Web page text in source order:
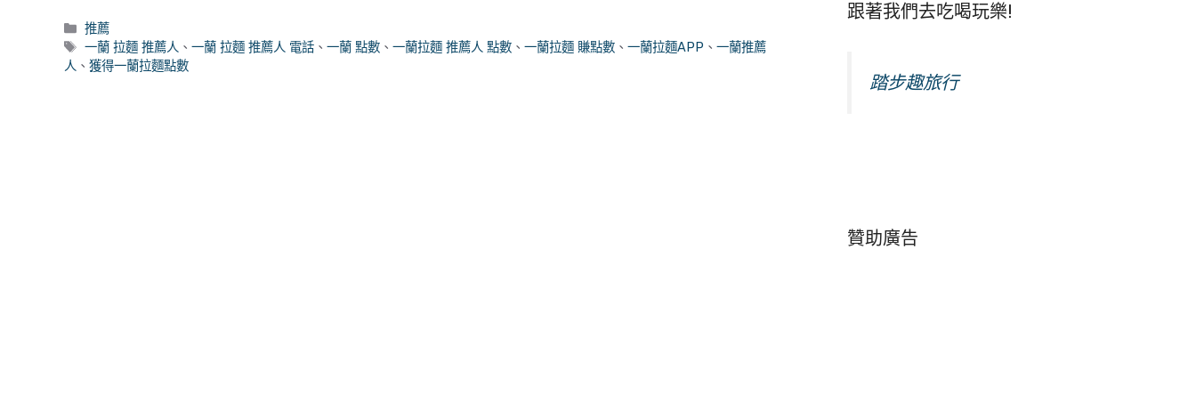
分
類
推薦
標
籤
一蘭 拉麵 推薦人 、一蘭 拉麵 推薦人 電話 、一蘭 點數 、一蘭拉麵 推薦人 點數 、一蘭拉麵 賺點數 、一蘭拉麵APP 、一蘭推薦
人 、 獲得一蘭拉麵點數
跟著我們去吃喝玩樂!
踏步趣旅行
贊助廣告